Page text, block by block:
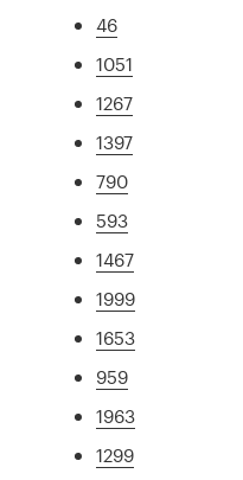
46
1051
1267
1397
790
593
1467
1999
1653
959
1963
1299